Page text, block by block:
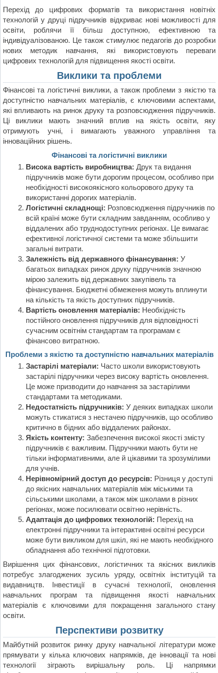
Перехід до цифрових форматів та використання новітніх
технологій у друці підручників відкриває нові можливості для
освіти, роблячи її більш доступною, ефективною та
індивідуалізованою. Це також стимулює педагогів до розробки
нових методик навчання, які використовують переваги
цифрових технологій для підвищення якості освіти.
Виклики та проблеми
Фінансові та логістичні виклики, а також проблеми з якістю та
доступністю навчальних матеріалів, є ключовими аспектами,
які впливають на ринок друку та розповсюдження підручників.
Ці виклики мають значний вплив на якість освіти, яку
отримують учні, і вимагають уважного управління та
інноваційних рішень.
Фінансові та логістичні виклики
Висока вартість виробництва: Друк та видання
підручників може бути дорогим процесом, особливо при
необхідності високоякісного кольорового друку та
використанні дорогих матеріалів.
Логістичні складнощі: Розповсюдження підручників по
всій країні може бути складним завданням, особливо у
віддалених або труднодоступних регіонах. Це вимагає
ефективної логістичної системи та може збільшити
загальні витрати.
Залежність від державного фінансування: У
багатьох випадках ринок друку підручників значною
мірою залежить від державних закупівель та
фінансування. Бюджетні обмеження можуть вплинути
на кількість та якість доступних підручників.
Вартість оновлення матеріалів: Необхідність
постійного оновлення підручників для відповідності
сучасним освітнім стандартам та програмам є
фінансово витратною.
Проблеми з якістю та доступністю навчальних матеріалів
Застарілі матеріали: Часто школи використовують
застарілі підручники через високу вартість оновлення.
Це може призводити до навчання за застарілими
стандартами та методиками.
Недостатність підручників: У деяких випадках школи
можуть стикатися з нестачею підручників, що особливо
критично в бідних або віддалених районах.
Якість контенту: Забезпечення високої якості змісту
підручників є важливим. Підручники мають бути не
тільки інформативними, але й цікавими та зрозумілими
для учнів.
Нерівномірний доступ до ресурсів: Різниця у доступі
до якісних навчальних матеріалів між міськими та
сільськими школами, а також між школами в різних
регіонах, може посилювати освітню нерівність.
Адаптація до цифрових технологій: Перехід на
електронні підручники та інтерактивні освітні ресурси
може бути викликом для шкіл, які не мають необхідного
обладнання або технічної підготовки.
Вирішення цих фінансових, логістичних та якісних викликів
потребує злагоджених зусиль уряду, освітніх інституцій та
видавництв. Інвестиції в сучасні технології, оновлення
навчальних програм та підвищення якості навчальних
матеріалів є ключовими для покращення загального стану
освіти.
Перспективи розвитку
Майбутній розвиток ринку друку навчальної літератури може
прямувати у кілька ключових напрямків, де інновації та нові
технології зіграють вирішальну роль. Ці напрямки